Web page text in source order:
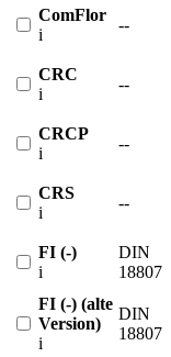
ComFlor
i
--
CRC
i
--
CRCP
i
--
CRS
i
--
FI (-)
i
DIN
18807
FI (-) (alte
Version)
i
DIN
18807